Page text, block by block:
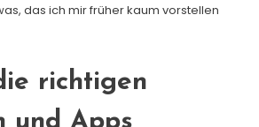
das ich mir früher kaum vorstellen
richtigen